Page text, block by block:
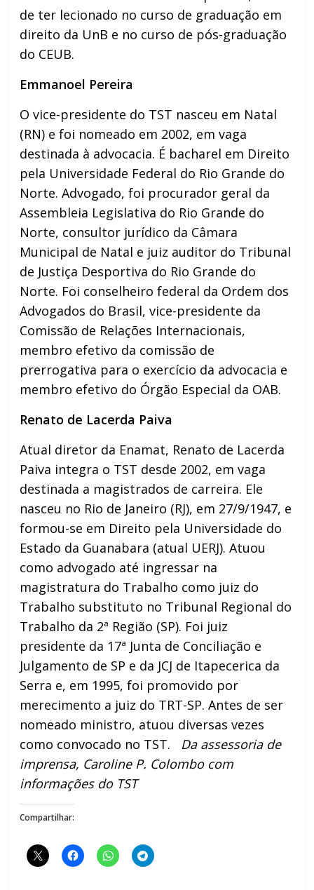
de ter lecionado no curso de graduação em
direito da UnB e no curso de pós-graduação
do CEUB.
Emmanoel Pereira
O vice-presidente do TST nasceu em Natal
(RN) e foi nomeado em 2002, em vaga
destinada à advocacia. É bacharel em Direito
pela Universidade Federal do Rio Grande do
Norte. Advogado, foi procurador geral da
Assembleia Legislativa do Rio Grande do
Norte, consultor jurídico da Câmara
Municipal de Natal e juiz auditor do Tribunal
de Justiça Desportiva do Rio Grande do
Norte. Foi conselheiro federal da Ordem dos
Advogados do Brasil, vice-presidente da
Comissão de Relações Internacionais,
membro efetivo da comissão de
prerrogativa para o exercício da advocacia e
membro efetivo do Órgão Especial da OAB.
Renato de Lacerda Paiva
Atual diretor da Enamat, Renato de Lacerda
Paiva integra o TST desde 2002, em vaga
destinada a magistrados de carreira. Ele
nasceu no Rio de Janeiro (RJ), em 27/9/1947, e
formou-se em Direito pela Universidade do
Estado da Guanabara (atual UERJ). Atuou
como advogado até ingressar na
magistratura do Trabalho como juiz do
Trabalho substituto no Tribunal Regional do
Trabalho da 2ª Região (SP). Foi juiz
presidente da 17ª Junta de Conciliação e
Julgamento de SP e da JCJ de Itapecerica da
Serra e, em 1995, foi promovido por
merecimento a juiz do TRT-SP. Antes de ser
nomeado ministro, atuou diversas vezes
como convocado no TST. Da assessoria de
imprensa, Caroline P. Colombo com
informações do TST
Compartilhar: